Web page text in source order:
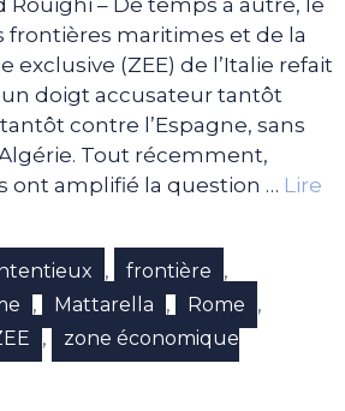
Rouighi – De temps à autre, le
frontières maritimes et de la
exclusive (ZEE) de l’Italie refait
doigt accusateur tantôt
contre l’Espagne, sans
Tout récemment,
ont amplifié la question … Lire
, frontière ,
, Mattarella , Rome ,
,
zone économique